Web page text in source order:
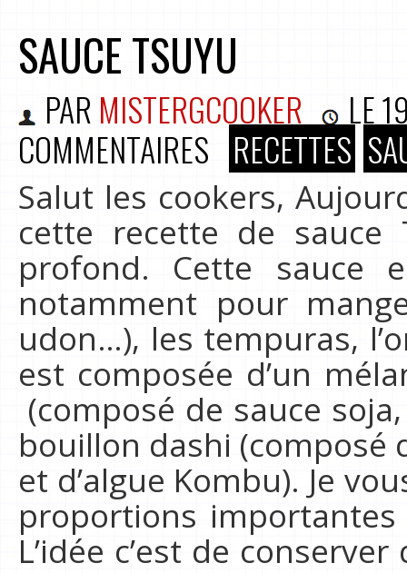
SAUCE TSUYU
PAR MISTERGCOOKER LE
COMMENTAIRES RECETTES
Salut les cookers,
cette recette de
profond. Cette sauce
notamment pour
udon…), les tempuras,
est composée d’un
(composé de sauce
bouillon dashi (composé
et d’algue Kombu). Je
proportions
L’idée c’est de